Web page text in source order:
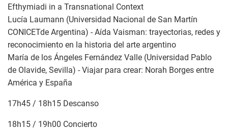
Efthymiadi in a Transnational Context
Lucía Laumann (Universidad Nacional de San Martín
CONICETde Argentina) - Aída Vaisman: trayectorias, redes y
reconocimiento en la historia del arte argentino
María de los Ángeles Fernández Valle (Universidad Pablo
de Olavide, Sevilla) - Viajar para crear: Norah Borges entre
América y España
17h45 / 18h15 Descanso
18h15 / 19h00 Concierto